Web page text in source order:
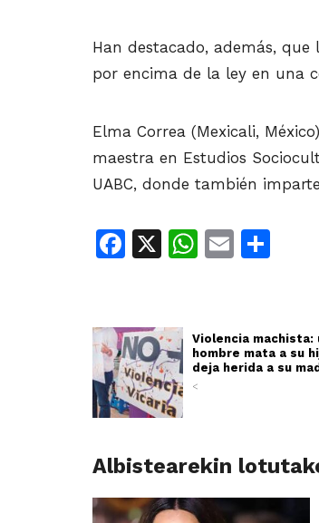
Han destacado, además,
por encima de la ley en una
Elma Correa (Mexicali,
maestra en Estudios
UABC, donde también
Facebook
X Email
Violencia machista:
hombre mata a su
deja herida a su
<
Albistearekin